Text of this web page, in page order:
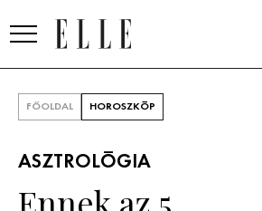
FŐOLDAL HOROSZKÓP
ASZTROLÓGIA